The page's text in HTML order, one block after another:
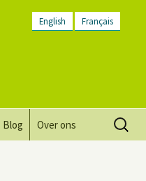
English Français
Blog Over ons
Zoeken
naar: